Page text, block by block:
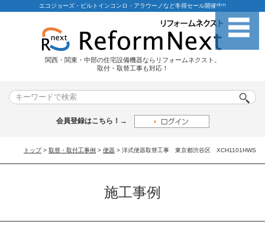
エコジョーズ・ビルトインコンロ・アラウーノなど冬得セール開催中!!
関西・関東・中部の住宅設備機器ならリフォームネクスト。
取付・取替工事も対応！
会員登録はこちら！→
トップ > 取替・取付工事例 > 便器 > 洋式便器取替工事 東京都渋谷区 XCH1101HWS
施工事例